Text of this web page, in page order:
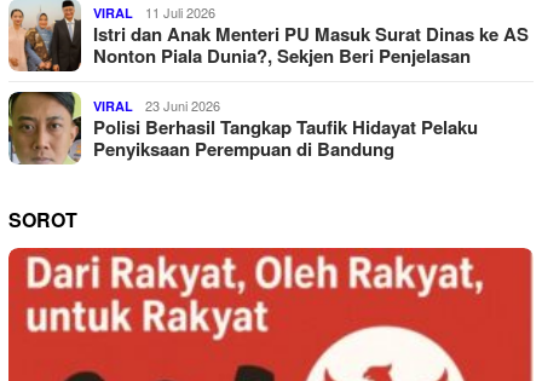
VIRAL 11 Juli 2026
Istri dan Anak Menteri PU Masuk Surat Dinas ke AS
Nonton Piala Dunia?, Sekjen Beri Penjelasan
VIRAL 23 Juni 2026
Polisi Berhasil Tangkap Taufik Hidayat Pelaku
Penyiksaan Perempuan di Bandung
SOROT